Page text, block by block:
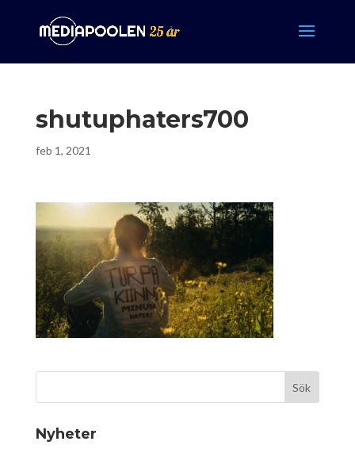
shutuphaters700
feb 1, 2021
Nyheter